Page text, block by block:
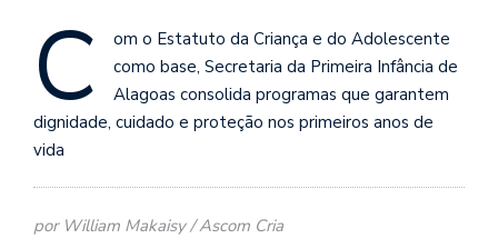
C
om o Estatuto da Criança e do Adolescente
como base, Secretaria da Primeira Infância de
Alagoas consolida programas que garantem
dignidade, cuidado e proteção nos primeiros anos de
vida
por William Makaisy / Ascom Cria